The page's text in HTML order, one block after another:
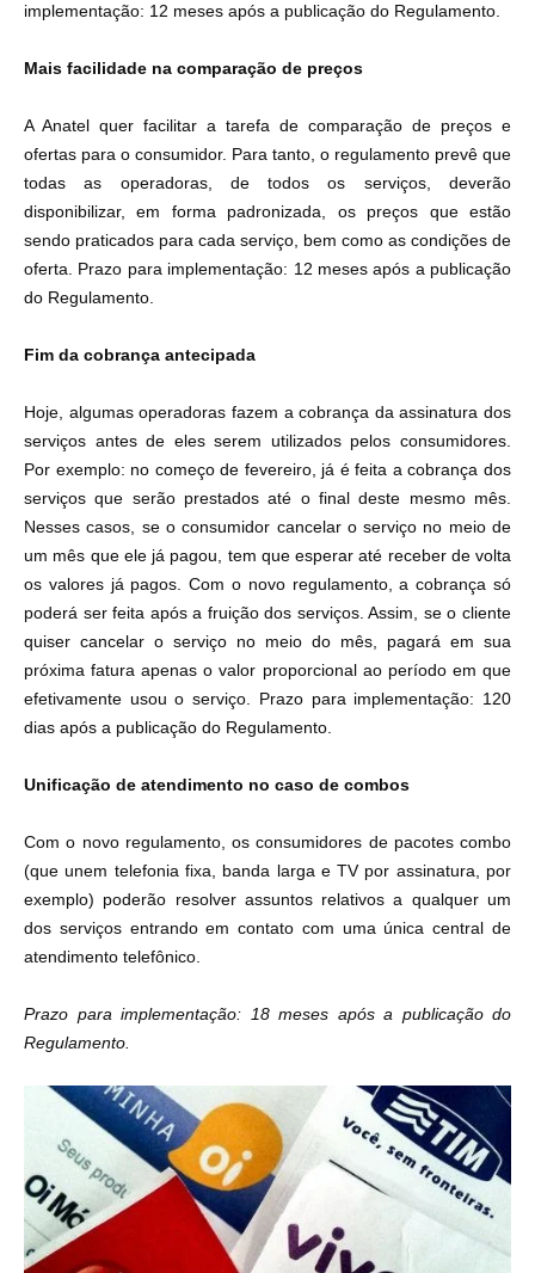
implementação: 12 meses após a publicação do Regulamento.
Mais facilidade na comparação de preços
A Anatel quer facilitar a tarefa de comparação de preços e
ofertas para o consumidor. Para tanto, o regulamento prevê que
todas as operadoras, de todos os serviços, deverão
disponibilizar, em forma padronizada, os preços que estão
sendo praticados para cada serviço, bem como as condições de
oferta. Prazo para implementação: 12 meses após a publicação
do Regulamento.
Fim da cobrança antecipada
Hoje, algumas operadoras fazem a cobrança da assinatura dos
serviços antes de eles serem utilizados pelos consumidores.
Por exemplo: no começo de fevereiro, já é feita a cobrança dos
serviços que serão prestados até o final deste mesmo mês.
Nesses casos, se o consumidor cancelar o serviço no meio de
um mês que ele já pagou, tem que esperar até receber de volta
os valores já pagos. Com o novo regulamento, a cobrança só
poderá ser feita após a fruição dos serviços. Assim, se o cliente
quiser cancelar o serviço no meio do mês, pagará em sua
próxima fatura apenas o valor proporcional ao período em que
efetivamente usou o serviço. Prazo para implementação: 120
dias após a publicação do Regulamento.
Unificação de atendimento no caso de combos
Com o novo regulamento, os consumidores de pacotes combo
(que unem telefonia fixa, banda larga e TV por assinatura, por
exemplo) poderão resolver assuntos relativos a qualquer um
dos serviços entrando em contato com uma única central de
atendimento telefônico.
Prazo para implementação: 18 meses após a publicação do
Regulamento.